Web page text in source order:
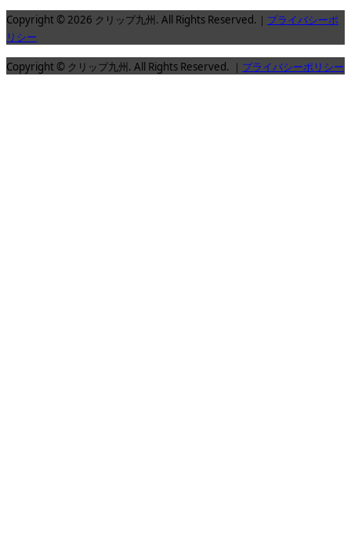
Copyright © 2026 クリップ九州. All Rights Reserved.｜ プライバシーポ
リシー
Copyright © クリップ九州. All Rights Reserved. ｜ プライバシーポリシー